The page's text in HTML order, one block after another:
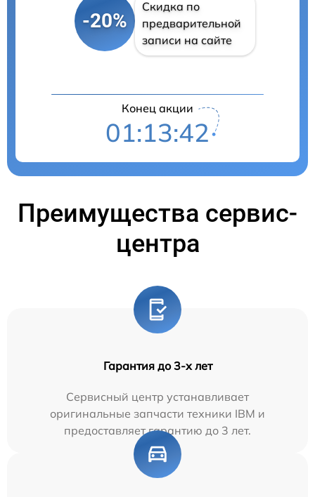
-20%
Скидка по
предварительной
записи на сайте
Конец акции
01:13:41
Преимущества сервис-
центра
Гарантия до 3-х лет
Сервисный центр устанавливает
оригинальные запчасти техники IBM и
предоставляет гарантию до 3 лет.